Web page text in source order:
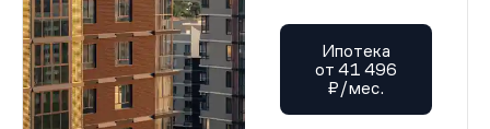
Ипотека
от 41 496
₽/мес.